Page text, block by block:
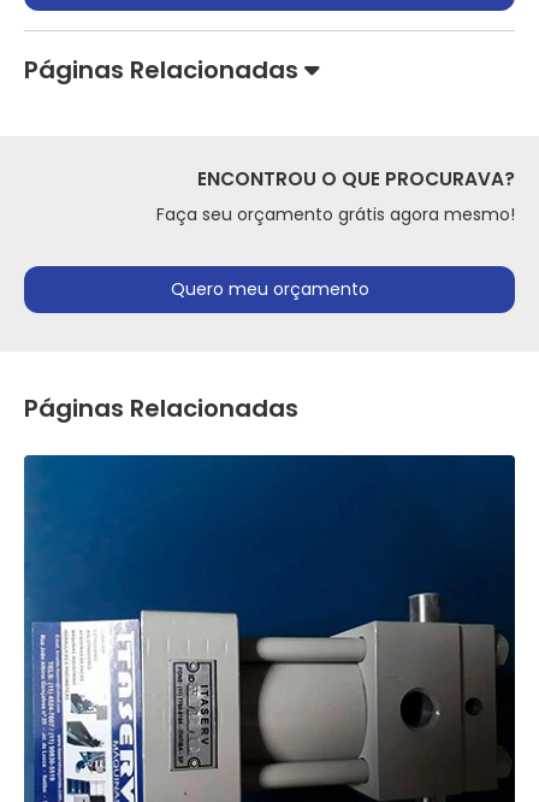
Páginas Relacionadas
ENCONTROU O QUE PROCURAVA?
Faça seu orçamento grátis agora mesmo!
Quero meu orçamento
Páginas Relacionadas